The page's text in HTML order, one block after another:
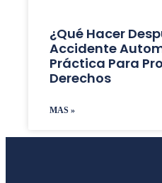
¿Qué Hacer
Accidente
Práctica Para
Derechos
MAS »